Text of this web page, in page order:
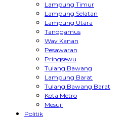
Lampung Timur
Lampung Selatan
Lampung Utara
Tanggamus
Way Kanan
Pesawaran
Pringsewu
Tulang Bawang
Lampung Barat
Tulang Bawang Barat
Kota Metro
Mesuji
Politik